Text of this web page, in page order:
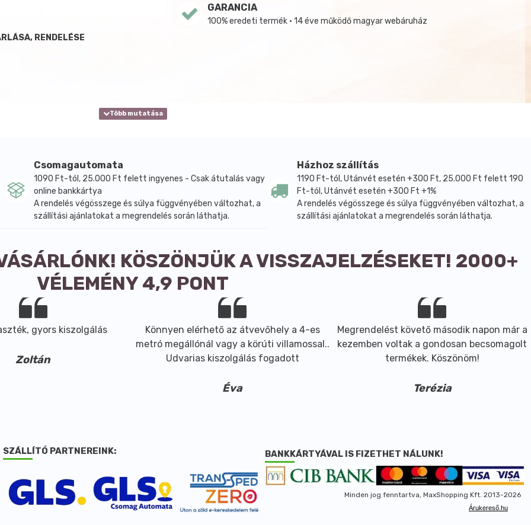
GARANCIA
100% eredeti termék • 14 éve működő magyar webáruház
RENDELÉSE
Csomagautomata
1090 Ft-tól, 25.000 Ft felett ingyenes - Csak átutalás vagy
online bankkártya
A rendelés végösszege és súlya függvényében változhat, a
szállítási ajánlatokat a megrendelés során láthatja.
Házhoz szállítás
1190 Ft-tól, Utánvét esetén +300 Ft, 25.000 Ft felett 190
Ft-tól, Utánvét esetén +300 Ft +1%
A rendelés végösszege és súlya függvényében változhat, a
szállítási ajánlatokat a megrendelés során láthatja.
KÖSZÖNJÜK A VISSZAJELZÉSEKET! 2000+
VÉLEMÉNY 4,9 PONT
gyors kiszolgálás
Zoltán
Könnyen elérhető az átvevőhely a 4-es
metró megállónál vagy a körúti villamossal..
Udvarias kiszolgálás fogadott
Éva
Megrendelést követő második napon már a
kezemben voltak a gondosan becsomagolt
termékek. Köszönöm!
Terézia
SZÁLLÍTÓ PARTNEREINK: BANKKÁRTYÁVAL IS FIZETHET NÁLUNK!
Minden jog fenntartva, MaxShopping Kft. 2013-2026
Árukereső.hu